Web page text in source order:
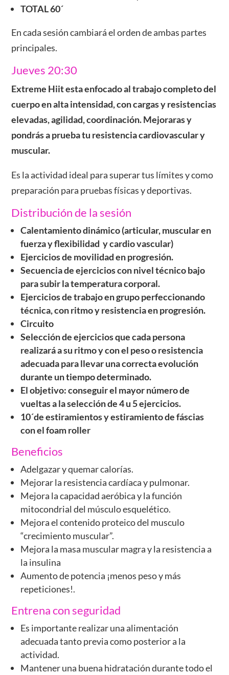
TOTAL 60´
En cada sesión cambiará el orden de ambas partes
principales.
Jueves 20:30
Extreme Hiit esta enfocado al trabajo completo del
cuerpo en alta intensidad, con cargas y resistencias
elevadas, agilidad, coordinación. Mejoraras y
pondrás a prueba tu resistencia cardiovascular y
muscular.
Es la actividad ideal para superar tus límites y como
preparación para pruebas físicas y deportivas.
Distribución de la sesión
Calentamiento dinámico (articular, muscular en
fuerza y flexibilidad y cardio vascular)
Ejercicios de movilidad en progresión.
Secuencia de ejercicios con nivel técnico bajo
para subir la temperatura corporal.
Ejercicios de trabajo en grupo perfeccionando
técnica, con ritmo y resistencia en progresión.
Circuito
Selección de ejercicios que cada persona
realizará a su ritmo y con el peso o resistencia
adecuada para llevar una correcta evolución
durante un tiempo determinado.
El objetivo: conseguir el mayor número de
vueltas a la selección de 4 u 5 ejercicios.
10´de estiramientos y estiramiento de fáscias
con el foam roller
Beneficios
Adelgazar y quemar calorías.
Mejorar la resistencia cardíaca y pulmonar.
Mejora la capacidad aeróbica y la función
mitocondrial del músculo esquelético.
Mejora el contenido proteico del musculo
“crecimiento muscular”.
Mejora la masa muscular magra y la resistencia a
la insulina
Aumento de potencia ¡menos peso y más
repeticiones!.
Entrena con seguridad
Es importante realizar una alimentación
adecuada tanto previa como posterior a la
actividad.
Mantener una buena hidratación durante todo el